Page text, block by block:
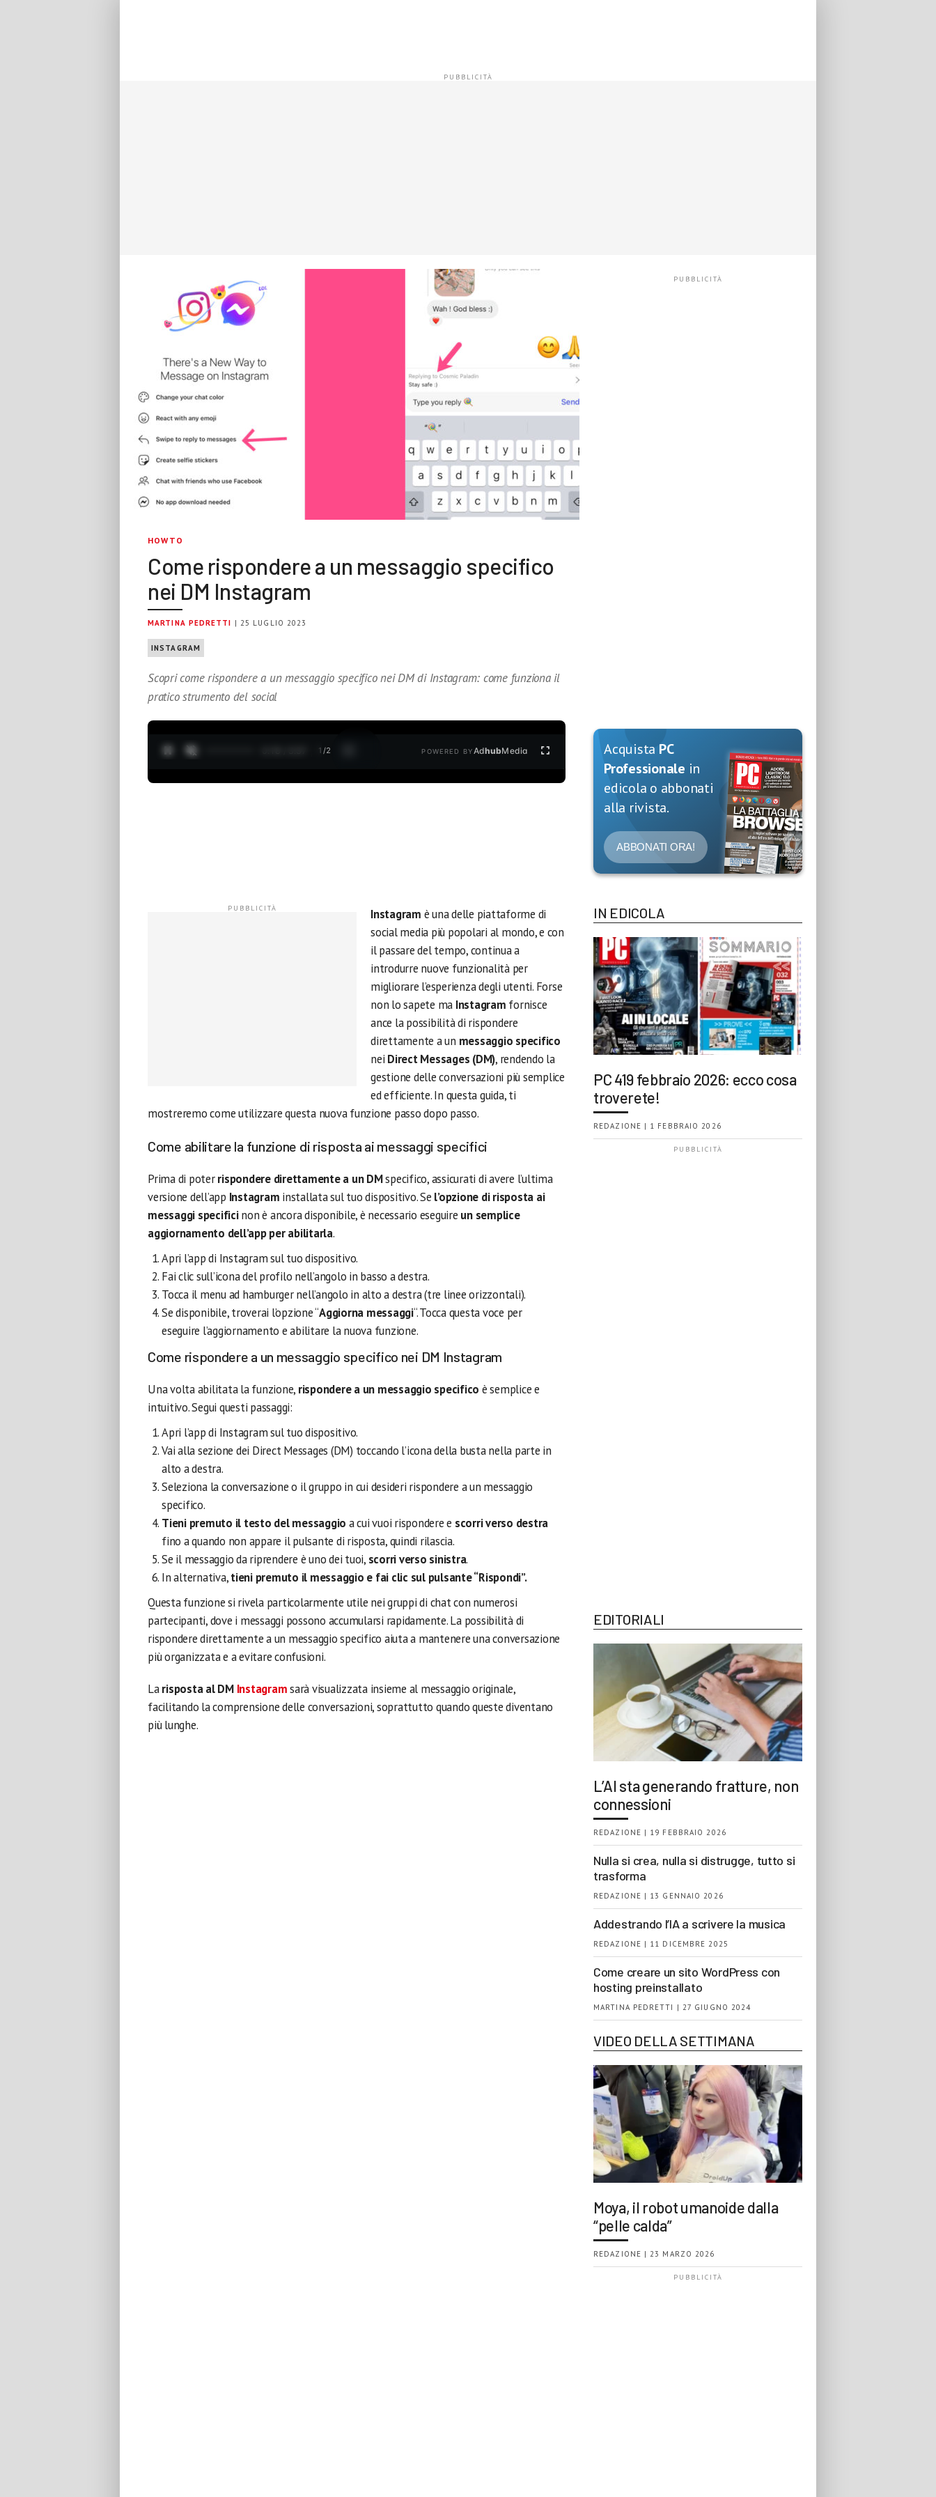
HOWTO
Come rispondere a un messaggio specifico
nei DM Instagram
MARTINA PEDRETTI | 25 LUGLIO 2023
INSTAGRAM
Scopri come rispondere a un messaggio specifico nei DM di Instagram: come funziona il
pratico strumento del social
1 /2 POWERED BYAdhubMedia
Instagram è una delle piattaforme di
social media più popolari al mondo, e con
il passare del tempo, continua a
introdurre nuove funzionalità per
migliorare l’esperienza degli utenti. Forse
non lo sapete ma Instagram fornisce
ance la possibilità di rispondere
direttamente a un messaggio specifico
nei Direct Messages (DM), rendendo la
gestione delle conversazioni più semplice
ed efficiente. In questa guida, ti
mostreremo come utilizzare questa nuova funzione passo dopo passo.
Come abilitare la funzione di risposta ai messaggi specifici
Prima di poterrispondere direttamente a un DMspecifico, assicurati di avere l’ultima
versione dell’app Instagram installata sul tuo dispositivo. Se l’opzione di risposta ai
messaggi specificinon è ancora disponibile, è necessario eseguire un semplice
aggiornamento dell’app per abilitarla.
Apri l’app di Instagram sul tuo dispositivo.
Fai clic sull’icona del profilo nell’angolo in basso a destra.
Tocca il menu ad hamburger nell’angolo in alto a destra (tre linee orizzontali).
Se disponibile, troverai l’opzione “Aggiorna messaggi“. Tocca questa voce per
eseguire l’aggiornamento e abilitare la nuova funzione.
Come rispondere a un messaggio specifico nei DM Instagram
Una volta abilitata la funzione, rispondere a un messaggio specifico è semplice e
intuitivo. Segui questi passaggi:
Apri l’app di Instagram sul tuo dispositivo.
Vai alla sezione dei Direct Messages (DM) toccando l’icona della busta nella parte in
alto a destra.
Seleziona la conversazione o il gruppo in cui desideri rispondere a un messaggio
specifico.
Tieni premuto il testo del messaggio a cui vuoi rispondere e scorri verso destra
fino a quando non appare il pulsante di risposta, quindi rilascia.
Se il messaggio da riprendere è uno dei tuoi, scorri verso sinistra.
In alternativa,tieni premuto il messaggio e fai clic sul pulsante “Rispondi”.
Questa funzione si rivela particolarmente utile nei gruppi di chat con numerosi
partecipanti, dove i messaggi possono accumularsi rapidamente. La possibilità di
rispondere direttamente a un messaggio specifico aiuta a mantenere una conversazione
più organizzata e a evitare confusioni.
Larisposta al DM Instagramsarà visualizzata insieme al messaggio originale,
facilitando la comprensione delle conversazioni, soprattutto quando queste diventano
più lunghe.
Acquista PC
Professionale in
edicola o abbonati
alla rivista.
ABBONATI ORA!
IN EDICOLA
PC 419 febbraio 2026: ecco cosa
troverete!
REDAZIONE | 1 FEBBRAIO 2026
EDITORIALI
L’AI sta generando fratture, non
connessioni
REDAZIONE | 19 FEBBRAIO 2026
Nulla si crea, nulla si distrugge, tutto si
trasforma
REDAZIONE | 13 GENNAIO 2026
Addestrando l’IA a scrivere la musica
REDAZIONE | 11 DICEMBRE 2025
Come creare un sito WordPress con
hosting preinstallato
MARTINA PEDRETTI | 27 GIUGNO 2024
VIDEO DELLA SETTIMANA
Moya, il robot umanoide dalla
“pelle calda”
REDAZIONE | 23 MARZO 2026